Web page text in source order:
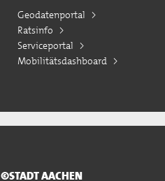
Geodatenportal
Ratsinfo
Serviceportal
Mobilitätsdashboard
©STADT AACHEN